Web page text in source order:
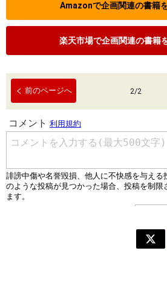
Amazonで企画関連の書籍
楽天市場で企画関連の書籍
前のページへ 2/2